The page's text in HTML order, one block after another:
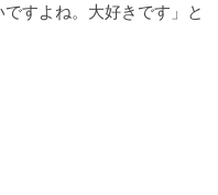
ですよね。大好きです」と